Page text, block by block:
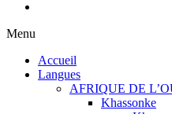
Menu
Accueil
Langues
AFRIQUE DE
Khassonke